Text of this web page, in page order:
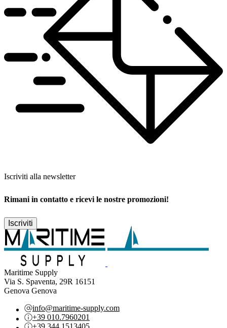
Iscriviti alla newsletter
Rimani in contatto e ricevi le nostre promozioni!
Iscriviti
Maritime Supply
Via S. Spaventa, 29R 16151
Genova Genova
info@maritime-supply.com
+39 010.7960201